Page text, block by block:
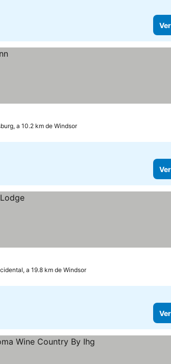
a 10.2 km de Windsor
a 19.8 km de Windsor